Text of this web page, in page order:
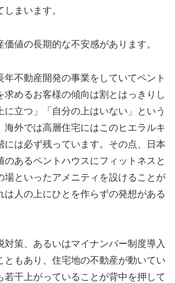
まいます。
価値の長期的な不安感があります。
年不動産開発の事業をしていてペント
求めるお客様の傾向は割とはっきりし
に立つ」「自分の上はいない」という
海外では高層住宅にはこのヒエラルキ
には必ず残っています。その点、日本
のあるペントハウスにフィットネスと
場といったアメニティを設けることが
は人の上にひとを作らずの発想がある
対策、あるいはマイナンバー制度導入
ともあり、住宅地の不動産が動いてい
若干上がっていることが背中を押して